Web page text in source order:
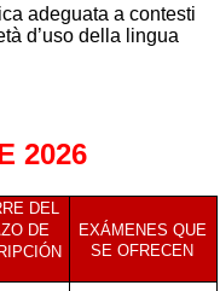
adeguata a contesti
d’uso della lingua
2026
DEL
DE
EXÁMENES QUE
SE OFRECEN